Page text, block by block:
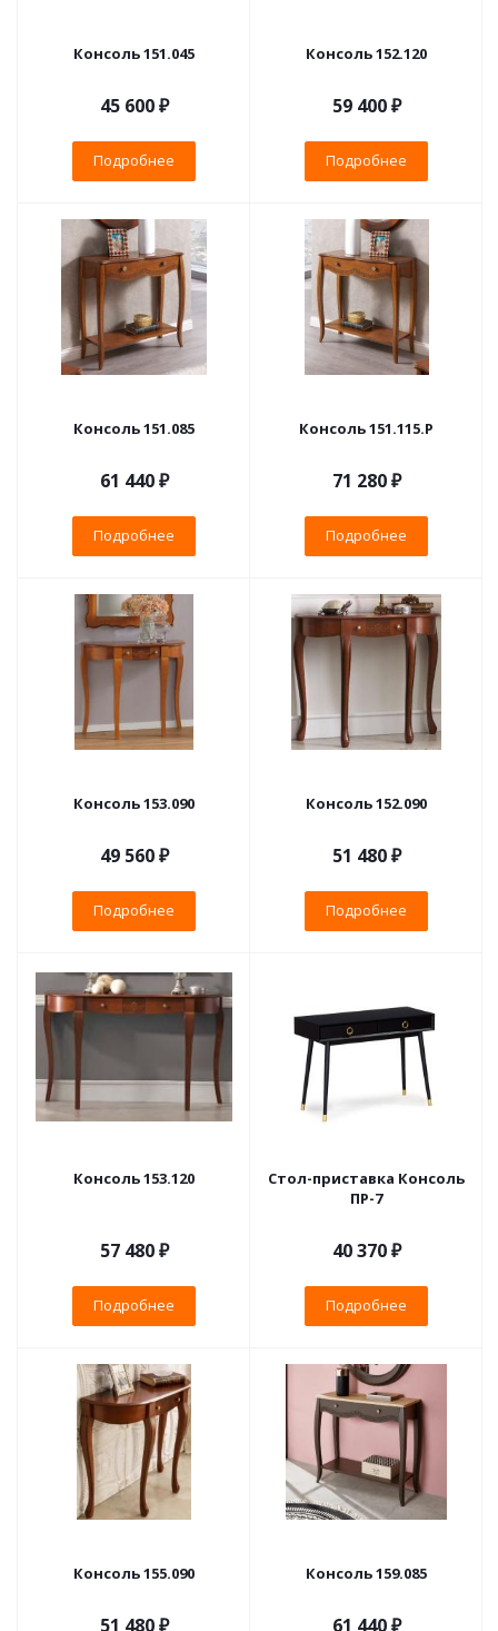
Консоль 151.045
45 600 ₽
Подробнее
Консоль 152.120
59 400 ₽
Подробнее
Консоль 151.085
61 440 ₽
Подробнее
Консоль 151.115.P
71 280 ₽
Подробнее
Консоль 153.090
49 560 ₽
Подробнее
Консоль 152.090
51 480 ₽
Подробнее
Консоль 153.120
57 480 ₽
Подробнее
Стол-приставка Консоль
ПР-7
40 370 ₽
Подробнее
Консоль 155.090
51 480 ₽
Консоль 159.085
61 440 ₽